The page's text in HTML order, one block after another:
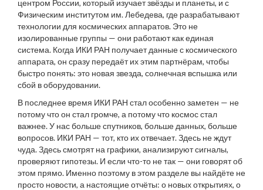
центром России, который изучает звёзды и планеты, и с
Физическим институтом им. Лебедева, где разрабатывают
технологии для космических аппаратов. Это не
изолированные группы — они работают как единая
система. Когда ИКИ РАН получает данные с космического
аппарата, он сразу передаёт их этим партнёрам, чтобы
быстро понять: это новая звезда, солнечная вспышка или
сбой в оборудовании.
В последнее время ИКИ РАН стал особенно заметен — не
потому что он стал громче, а потому что космос стал
важнее. У нас больше спутников, больше данных, больше
вопросов. ИКИ РАН — тот, кто их отвечает. Здесь не ждут
чуда. Здесь смотрят на графики, анализируют сигналы,
проверяют гипотезы. И если что-то не так — они говорят об
этом прямо. Именно поэтому в этом разделе вы найдёте не
просто новости, а настоящие отчёты: о новых открытиях, о